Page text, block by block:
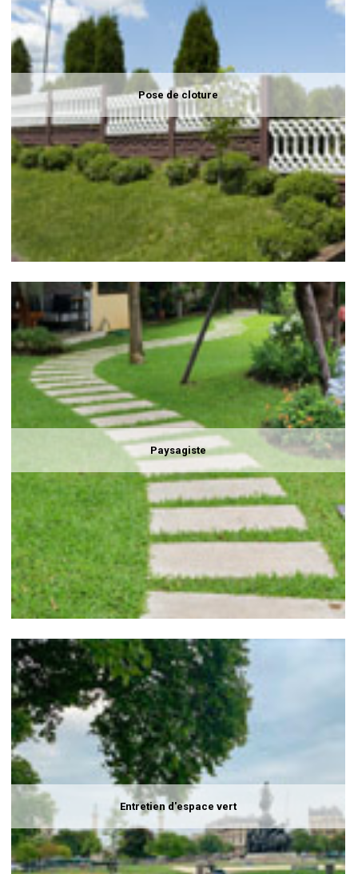
Pose de cloture
Paysagiste
Entretien d'espace vert